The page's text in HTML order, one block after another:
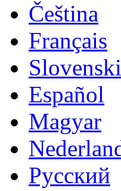
Čeština
Français
Slovenski
Español
Magyar
Русский